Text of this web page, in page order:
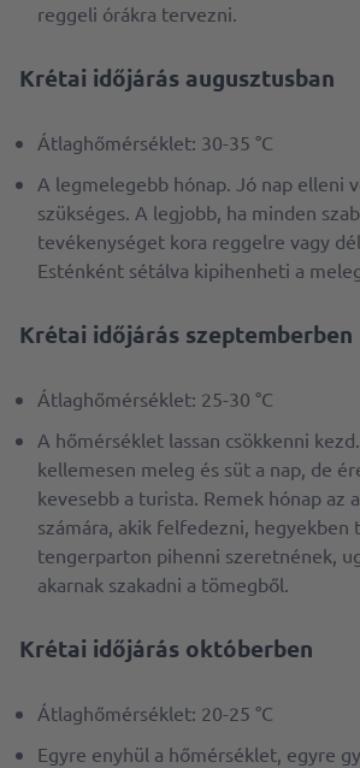
reggeli órákra tervezni.
Krétai időjárás augusztusban
Átlaghőmérséklet: 30-35 °C
A legmelegebb hónap. Jó nap elleni
szükséges. A legjobb, ha minden
tevékenységet kora reggelre vagy
Esténként sétálva kipihenheti a
Krétai időjárás szeptemberben
Átlaghőmérséklet: 25-30 °C
A hőmérséklet lassan csökkenni
kellemesen meleg és süt a nap, de
kevesebb a turista. Remek hónap az
számára, akik felfedezni, hegyekben
tengerparton pihenni szeretnének,
akarnak szakadni a tömegből.
Krétai időjárás októberben
Átlaghőmérséklet: 20-25 °C
Egyre enyhül a hőmérséklet, egyre